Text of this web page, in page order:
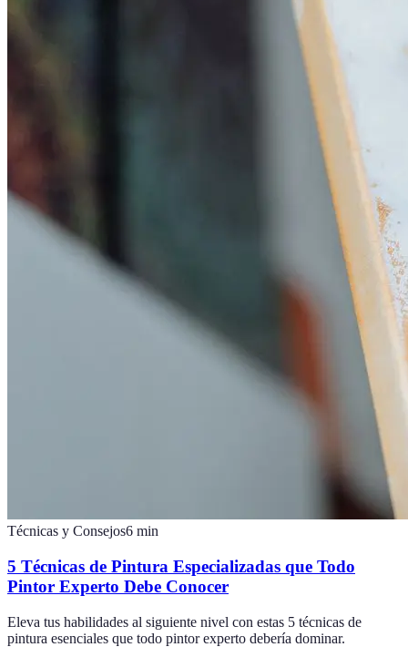
Técnicas y Consejos6 min
5 Técnicas de Pintura Especializadas que Todo
Pintor Experto Debe Conocer
Eleva tus habilidades al siguiente nivel con estas 5 técnicas de
pintura esenciales que todo pintor experto debería dominar.